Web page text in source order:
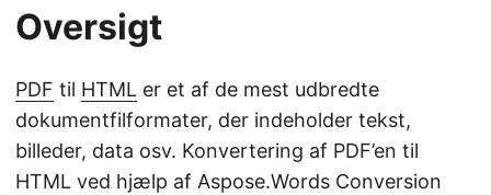
Oversigt
PDF til HTML er et af de mest udbredte
dokumentfilformater, der indeholder tekst,
billeder, data osv. Konvertering af PDF’en til
HTML ved hjælp af Aspose.Words Conversion